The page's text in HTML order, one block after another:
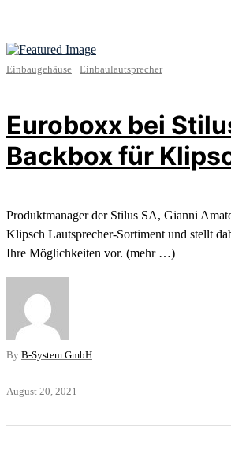
Einbaugehäuse · Einbaulautsprecher
Euroboxx bei
Backbox für
Produktmanager der Stilus SA, Gianni
Klipsch Lautsprecher-Sortiment und stellt
Ihre Möglichkeiten vor. (mehr …)
By B-System GmbH
·
August 20, 2021